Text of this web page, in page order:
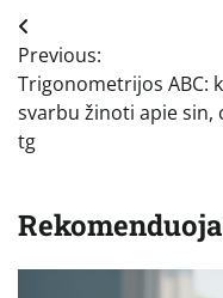
Navigacija
tarp
įrašų
Previous:
Trigonometrijos ABC:
svarbu žinoti apie sin,
tg